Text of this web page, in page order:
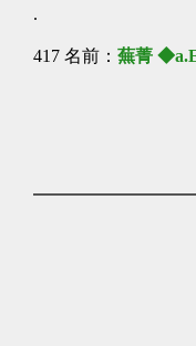
.
417 名前： 蕪菁